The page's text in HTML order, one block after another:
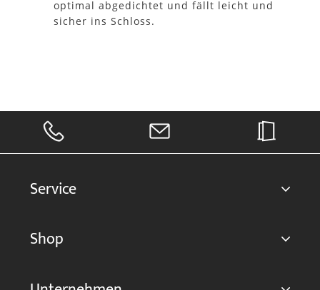
optimal abgedichtet und fällt leicht und
sicher ins Schloss.
Service
Shop